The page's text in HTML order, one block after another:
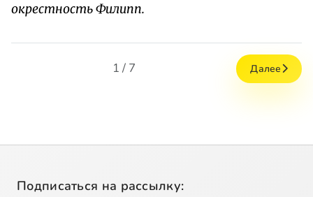
окрестность Филипп.
1 / 7 Далее
Подписаться на рассылку: